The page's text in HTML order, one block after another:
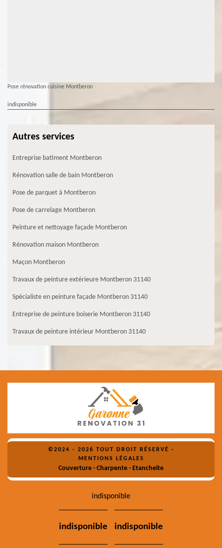
Pose rénovation cuisine Montberon
indisponible
Autres services
Entreprise batiment Montberon
Rénovation salle de bain Montberon
Pose de parquet à Montberon
Pose de carrelage Montberon
Peinture et nettoyage façade Montberon
Rénovation maison Montberon
Maçon Montberon
Travaux de peinture extérieure Montberon 31140
Spécialiste en peinture façade Montberon 31140
Entreprise de peinture boiserie Montberon 31140
Travaux de peinture intérieur Montberon 31140
©2024 - 2026 TOUT DROIT RÉSERVÉ -
MENTIONS LÉGALES
Couverture - Charpente - Etancheite
indisponible
indisponible indisponible